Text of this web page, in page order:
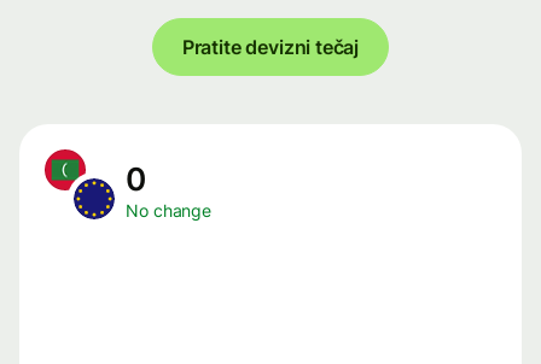
Pratite devizni tečaj
0
No change